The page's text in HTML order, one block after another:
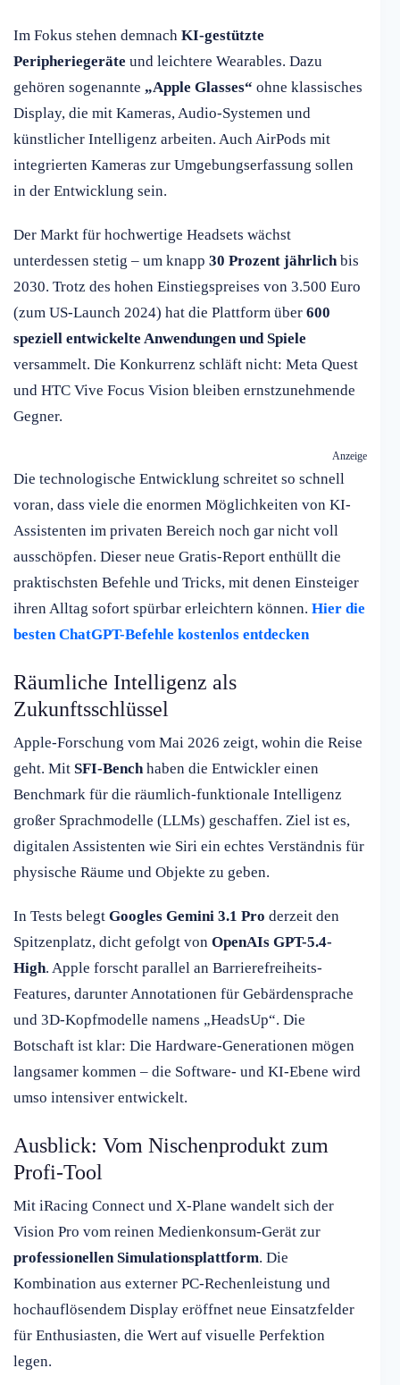
Im Fokus stehen demnach KI-gestützte
Peripheriegeräte und leichtere Wearables. Dazu
gehören sogenannte „Apple Glasses“ ohne klassisches
Display, die mit Kameras, Audio-Systemen und
künstlicher Intelligenz arbeiten. Auch AirPods mit
integrierten Kameras zur Umgebungserfassung sollen
in der Entwicklung sein.
Der Markt für hochwertige Headsets wächst
unterdessen stetig – um knapp 30 Prozent jährlichbis
2030. Trotz des hohen Einstiegspreises von 3.500 Euro
(zum US-Launch 2024) hat die Plattform über 600
speziell entwickelte Anwendungen und Spiele
versammelt. Die Konkurrenz schläft nicht: Meta Quest
und HTC Vive Focus Vision bleiben ernstzunehmende
Gegner.
Anzeige
Die technologische Entwicklung schreitet so schnell
voran, dass viele die enormen Möglichkeiten von KI-
Assistenten im privaten Bereich noch gar nicht voll
ausschöpfen. Dieser neue Gratis-Report enthüllt die
praktischsten Befehle und Tricks, mit denen Einsteiger
ihren Alltag sofort spürbar erleichtern können. Hier die
besten ChatGPT-Befehle kostenlos entdecken
Räumliche Intelligenz als
Zukunftsschlüssel
Apple-Forschung vom Mai 2026 zeigt, wohin die Reise
geht. Mit SFI-Benchhaben die Entwickler einen
Benchmark für die räumlich-funktionale Intelligenz
großer Sprachmodelle (LLMs) geschaffen. Ziel ist es,
digitalen Assistenten wie Siri ein echtes Verständnis für
physische Räume und Objekte zu geben.
In Tests belegt Googles Gemini 3.1 Pro derzeit den
Spitzenplatz, dicht gefolgt von OpenAIs GPT-5.4-
High. Apple forscht parallel an Barrierefreiheits-
Features, darunter Annotationen für Gebärdensprache
und 3D-Kopfmodelle namens „HeadsUp“. Die
Botschaft ist klar: Die Hardware-Generationen mögen
langsamer kommen – die Software- und KI-Ebene wird
umso intensiver entwickelt.
Ausblick: Vom Nischenprodukt zum
Profi-Tool
Mit iRacing Connect und X-Plane wandelt sich der
Vision Pro vom reinen Medienkonsum-Gerät zur
professionellen Simulationsplattform. Die
Kombination aus externer PC-Rechenleistung und
hochauflösendem Display eröffnet neue Einsatzfelder
für Enthusiasten, die Wert auf visuelle Perfektion
legen.